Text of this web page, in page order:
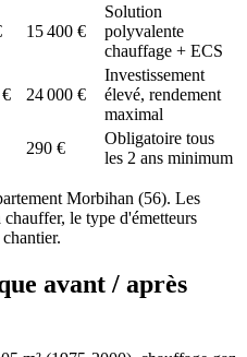
15 400 €
Solution
polyvalente
chauffage + ECS
€ 24 000 €
Investissement
élevé, rendement
maximal
290 €
Obligatoire tous
les 2 ans minimum
Morbihan (56). Les
le type d'émetteurs
avant / après